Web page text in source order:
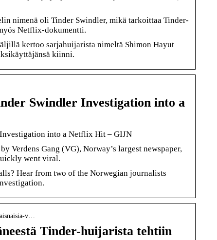
nimenä oli Tinder Swindler, mikä tarkoittaa Tinder-
Netflix-dokumentti.
kertoo sarjahuijarista nimeltä Shimon Hayut
kiinni.
Swindler Investigation into a
into a Netflix Hit – GIJN
Verdens Gang (VG), Norway’s largest newspaper,
went viral.
Hear from two of the Norwegian journalists
v…
Tinder-huijarista tehtiin